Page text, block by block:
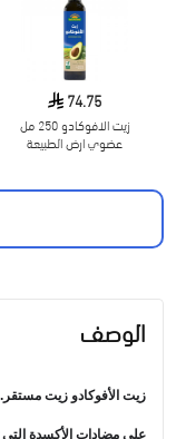
74.75
زيت الافوكادو 250 مل
عضوي ارض الطبيعة
الوصف
زيت الأفوكادو زيت
على مضادات الأكسدة التي